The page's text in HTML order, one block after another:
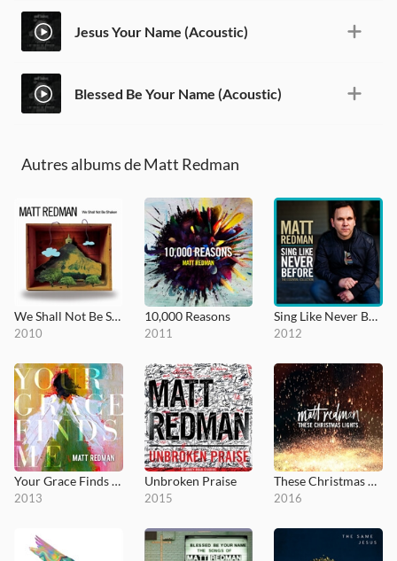
Jesus Your Name (Acoustic)
Blessed Be Your Name (Acoustic)
Autres albums de Matt Redman
We Shall Not Be Shaken
2010
10,000 Reasons
2011
Sing Like Never Before
2012
Your Grace Finds Me
2013
Unbroken Praise
2015
These Christmas Lights
2016